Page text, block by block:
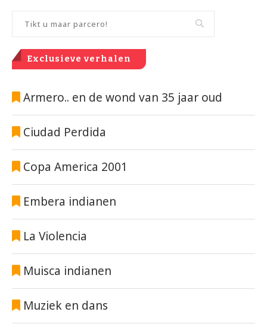
Exclusieve verhalen
Armero.. en de wond van 35 jaar oud
Ciudad Perdida
Copa America 2001
Embera indianen
La Violencia
Muisca indianen
Muziek en dans